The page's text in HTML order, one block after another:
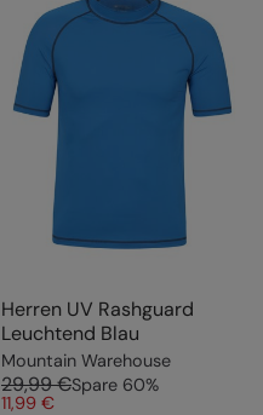
Herren UV Rashguard
Leuchtend Blau
Mountain Warehouse
29,99 €Spare 60%
11,99 €